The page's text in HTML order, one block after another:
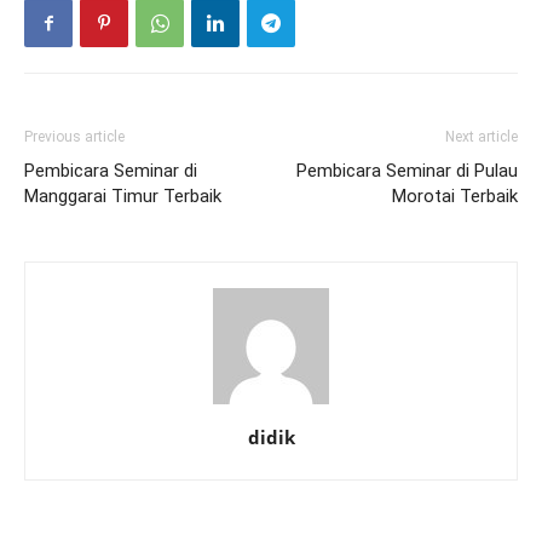
Previous article
Pembicara Seminar di
Manggarai Timur Terbaik
Next article
Pembicara Seminar di Pulau
Morotai Terbaik
didik